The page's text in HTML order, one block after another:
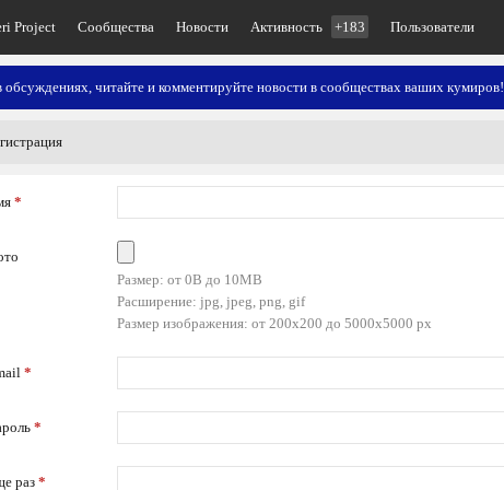
Project Сообщества Новости Активность +183 Пользователи
обсуждениях, читайте и комментируйте новости в сообществах ваших кумиров!
*
Размер: от 0B до 10MB
Расширение: jpg, jpeg, png, gif
Размер изображения: от 200x200 до 5000x5000 px
*
*
раз *